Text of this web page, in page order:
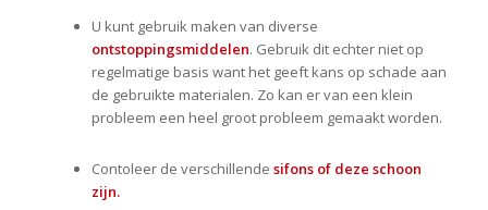
U kunt gebruik maken van diverse
ontstoppingsmiddelen. Gebruik dit echter niet op
regelmatige basis want het geeft kans op schade aan
de gebruikte materialen. Zo kan er van een klein
probleem een heel groot probleem gemaakt worden.
Contoleer de verschillende sifons of deze schoon
zijn.